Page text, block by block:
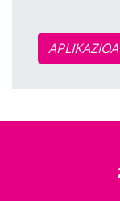
APLIKAZIOA